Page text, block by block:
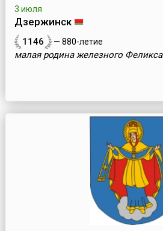
3 июля
Дзержинск
1146 — 880-летие
малая родина железного Феликса